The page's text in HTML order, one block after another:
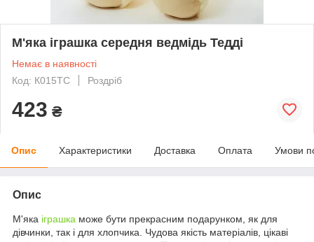
М'яка іграшка середня ведмідь Тедді
Немає в наявності
Код: К015ТС
Роздріб
423 ₴
Опис Характеристики Доставка Оплата Умови
Опис
М'яка іграшка може бути прекрасним подарунком, як для
дівчинки, так і для хлопчика. Чудова якість матеріалів, цікаві